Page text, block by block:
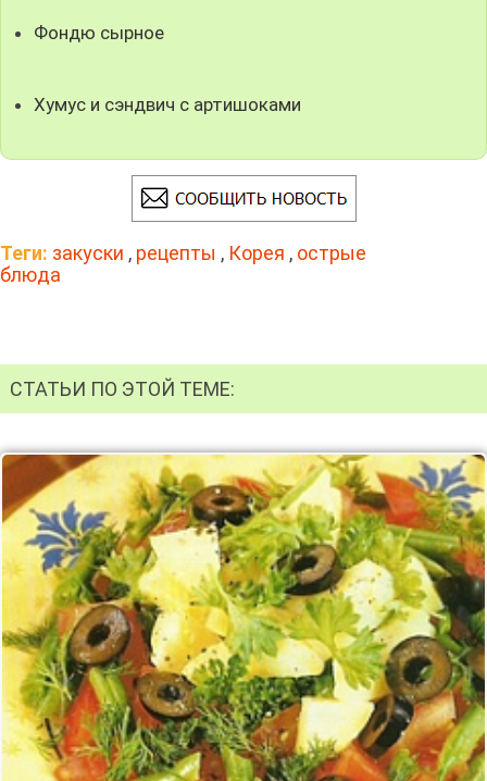
Фондю сырное
Хумус и сэндвич с артишоками
Теги: закуски , рецепты , Корея , острые
блюда
СТАТЬИ ПО ЭТОЙ ТЕМЕ: